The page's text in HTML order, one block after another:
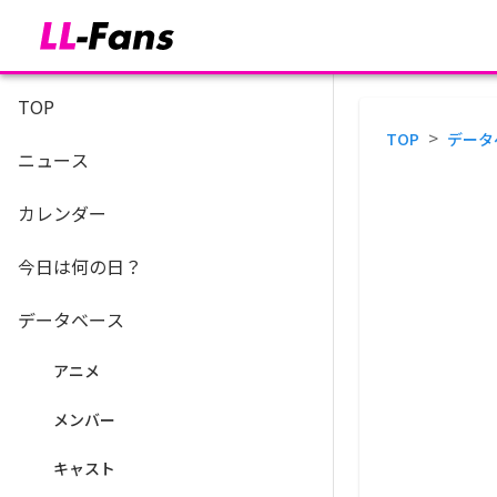
TOP
ニュース
カレンダー
今日は何の日？
データベース
アニメ
メンバー
キャスト
TOP > デー